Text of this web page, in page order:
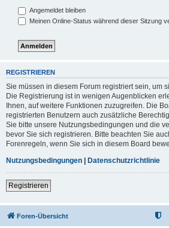
Angemeldet bleiben
Meinen Online-Status während dieser Sitzung
REGISTRIEREN
Sie müssen in diesem Forum registriert sein, um
Die Registrierung ist in wenigen Augenblicken
Ihnen, auf weitere Funktionen zuzugreifen. Die
registrierten Benutzern auch zusätzliche
Sie bitte unsere Nutzungsbedingungen und die
bevor Sie sich registrieren. Bitte beachten Sie
Forenregeln, wenn Sie sich in diesem Board
Nutzungsbedingungen | Datenschutzrichtlinie
Registrieren
Foren-Übersicht